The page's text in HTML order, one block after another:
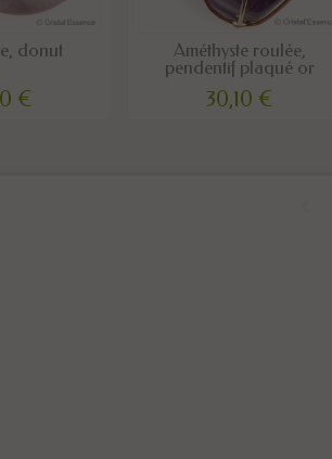
donut
€
Améthyste roulée,
pendentif plaqué or
30,10 €